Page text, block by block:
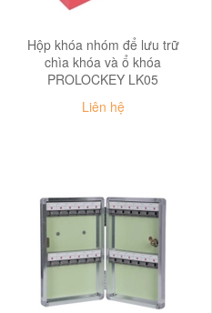
Hộp khóa nhóm để lưu trữ
chìa khóa và ổ khóa
PROLOCKEY LK05
Liên hệ